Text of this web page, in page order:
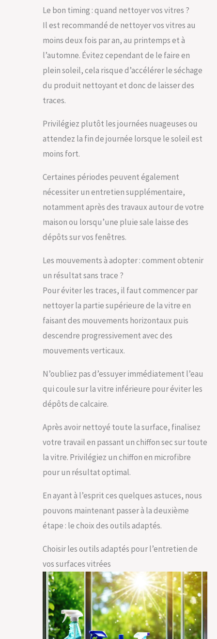
Le bon timing : quand nettoyer vos vitres ?
Il est recommandé de nettoyer vos vitres au
moins deux fois par an, au printemps et à
l’automne. Évitez cependant de le faire en
plein soleil, cela risque d’accélérer le séchage
du produit nettoyant et donc de laisser des
traces.
Privilégiez plutôt les journées nuageuses ou
attendez la fin de journée lorsque le soleil est
moins fort.
Certaines périodes peuvent également
nécessiter un entretien supplémentaire,
notamment après des travaux autour de votre
maison ou lorsqu’une pluie sale laisse des
dépôts sur vos fenêtres.
Les mouvements à adopter : comment obtenir
un résultat sans trace ?
Pour éviter les traces, il faut commencer par
nettoyer la partie supérieure de la vitre en
faisant des mouvements horizontaux puis
descendre progressivement avec des
mouvements verticaux.
N’oubliez pas d’essuyer immédiatement l’eau
qui coule sur la vitre inférieure pour éviter les
dépôts de calcaire.
Après avoir nettoyé toute la surface, finalisez
votre travail en passant un chiffon sec sur toute
la vitre. Privilégiez un chiffon en microfibre
pour un résultat optimal.
En ayant à l’esprit ces quelques astuces, nous
pouvons maintenant passer à la deuxième
étape : le choix des outils adaptés.
Choisir les outils adaptés pour l’entretien de
vos surfaces vitrées